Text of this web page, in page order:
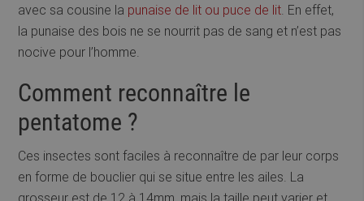
avec sa cousine la punaise de lit ou puce de lit . En effet,
la punaise des bois ne se nourrit pas de sang et n’est pas
nocive pour l’homme.
Comment reconnaître le
pentatome ?
Ces insectes sont faciles à reconnaître de par leur corps
en forme de bouclier qui se situe entre les ailes. La
grosseur est de 12 à 14mm, mais la taille peut varier et